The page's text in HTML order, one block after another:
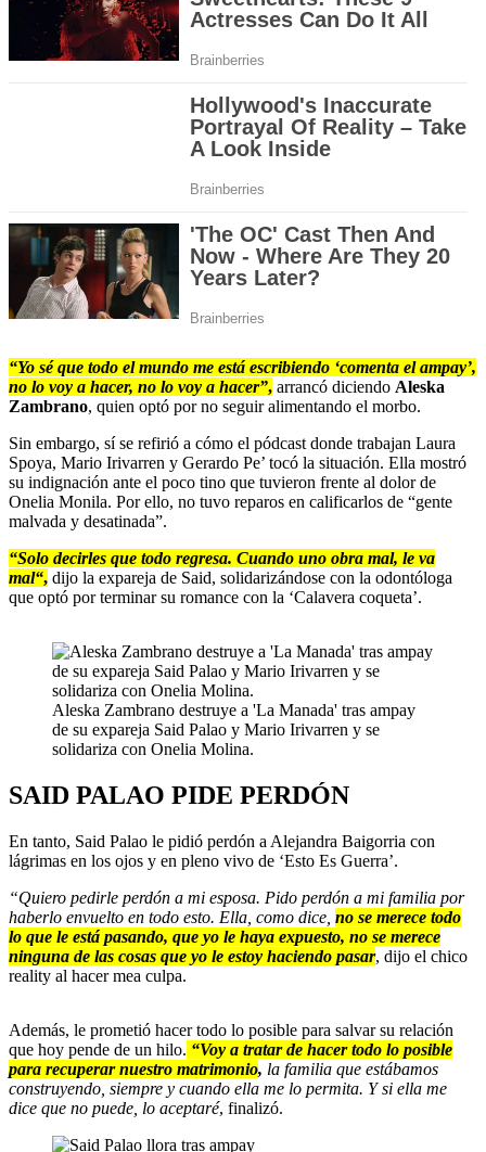
“Yo sé que todo el mundo me está escribiendo ‘comenta el ampay’,
no lo voy a hacer, no lo voy a hacer”, arrancó diciendo Aleska
Zambrano, quien optó por no seguir alimentando el morbo.
Sin embargo, sí se refirió a cómo el pódcast donde trabajan Laura
Spoya, Mario Irivarren y Gerardo Pe’ tocó la situación. Ella mostró
su indignación ante el poco tino que tuvieron frente al dolor de
Onelia Monila. Por ello, no tuvo reparos en calificarlos de “gente
malvada y desatinada”.
“Solo decirles que todo regresa. Cuando uno obra mal, le va
mal“, dijo la expareja de Said, solidarizándose con la odontóloga
que optó por terminar su romance con la ‘Calavera coqueta’.
Aleska Zambrano destruye a 'La Manada' tras ampay
de su expareja Said Palao y Mario Irivarren y se
solidariza con Onelia Molina.
SAID PALAO PIDE PERDÓN
En tanto, Said Palao le pidió perdón a Alejandra Baigorria con
lágrimas en los ojos y en pleno vivo de ‘Esto Es Guerra’.
“Quiero pedirle perdón a mi esposa. Pido perdón a mi familia por
haberlo envuelto en todo esto. Ella, como dice, no se merece todo
lo que le está pasando, que yo le haya expuesto, no se merece
ninguna de las cosas que yo le estoy haciendo pasar, dijo el chico
reality al hacer mea culpa.
Además, le prometió hacer todo lo posible para salvar su relación
que hoy pende de un hilo. “Voy a tratar de hacer todo lo posible
para recuperar nuestro matrimonio, la familia que estábamos
construyendo, siempre y cuando ella me lo permita. Y si ella me
dice que no puede, lo aceptaré, finalizó.